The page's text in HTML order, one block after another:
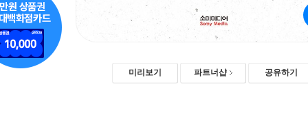
미리보기 파트너샵 공유하기